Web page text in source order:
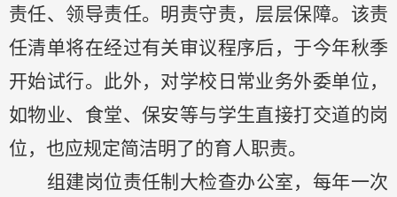
责任、领导责任。明责守责，层层保障。该责
任清单将在经过有关审议程序后，于今年秋季
开始试行。此外，对学校日常业务外委单位，
如物业、食堂、保安等与学生直接打交道的岗
位，也应规定简洁明了的育人职责。
组建岗位责任制大检查办公室，每年一次